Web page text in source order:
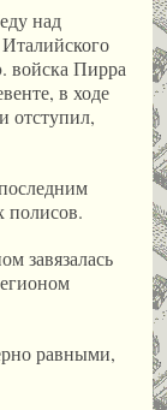
над
войска Пирра
в ходе
отступил,
полисов.
завязалась
равными,